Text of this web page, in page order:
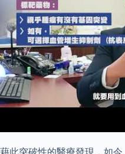
藉此突破性的醫療發現，如